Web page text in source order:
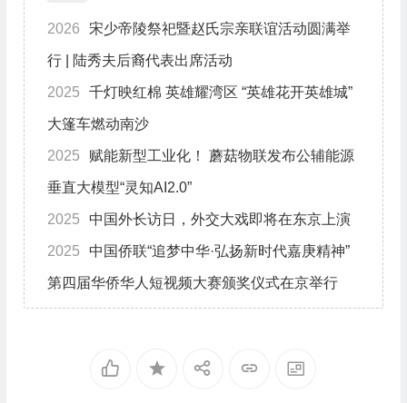
2026 宋少帝陵祭祀暨赵氏宗亲联谊活动圆满举
行 | 陆秀夫后裔代表出席活动
2025 千灯映红棉 英雄耀湾区 “英雄花开英雄城”
大篷车燃动南沙
2025 赋能新型工业化！ 蘑菇物联发布公辅能源
垂直大模型“灵知AI2.0”
2025 中国外长访日，外交大戏即将在东京上演
2025 中国侨联“追梦中华·弘扬新时代嘉庚精神”
第四届华侨华人短视频大赛颁奖仪式在京举行